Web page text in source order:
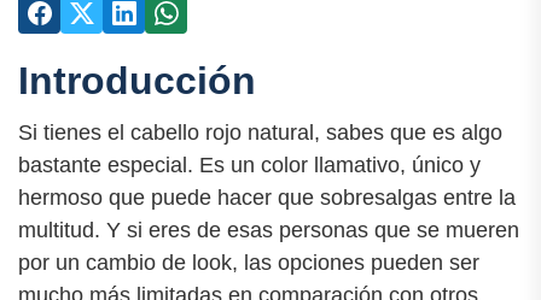
Introducción
Si tienes el cabello rojo natural, sabes que es algo
bastante especial. Es un color llamativo, único y
hermoso que puede hacer que sobresalgas entre la
multitud. Y si eres de esas personas que se mueren
por un cambio de look, las opciones pueden ser